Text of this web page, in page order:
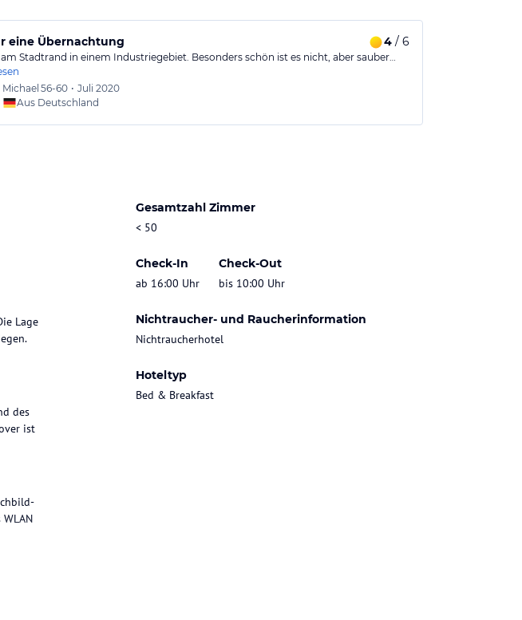
eine Übernachtung 4 / 6
am Stadtrand in einem Industriegebiet. Besonders schön ist es nicht, aber sauber…
Michael 56-60 • Juli 2020
Aus Deutschland
Gesamtzahl Zimmer
< 50
Check-In
ab 16:00 Uhr
Check-Out
bis 10:00 Uhr
Nichtraucher- und Raucherinformation
Nichtraucherhotel
Hoteltyp
Bed & Breakfast
Lage
des
ist